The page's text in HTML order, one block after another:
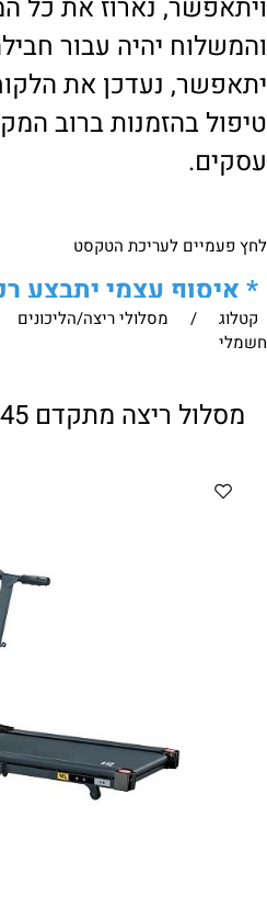
ויתאפשר, נארוז את כל
והמשלוח יהיה עבור
יתאפשר, נעדכן את
עסקים.
לחץ פעמיים לעריכת הטקסט
* איסוף עצמי יתבצע
של הלקוח מול נציגנו!
ווטצאפ(הודעות בלבד
בין השעות 9:00-17:00
קטלוג / מסלולי ריצה/הליכונים
חשמלי
מסלול ריצה מתקדם GO45 מבית VO2